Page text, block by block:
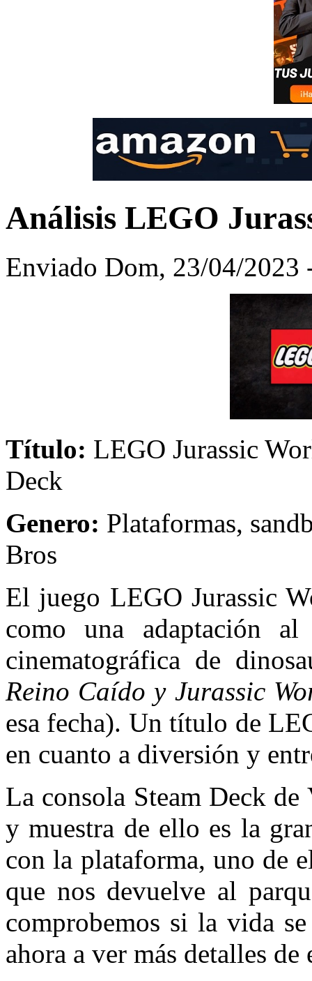
Análisis LEGO
Enviado Dom, 23/04/2023
Título: LEGO
Deck
Genero: Plataformas,
Bros
El juego LEGO Jurassic
como una adaptación
cinematográfica de
Reino Caído y Jurassic
esa fecha). Un título de
en cuanto a diversión y
La consola Steam Deck
y muestra de ello es la
con la plataforma, uno de
que nos devuelve al
comprobemos si la vida
ahora a ver más detalles